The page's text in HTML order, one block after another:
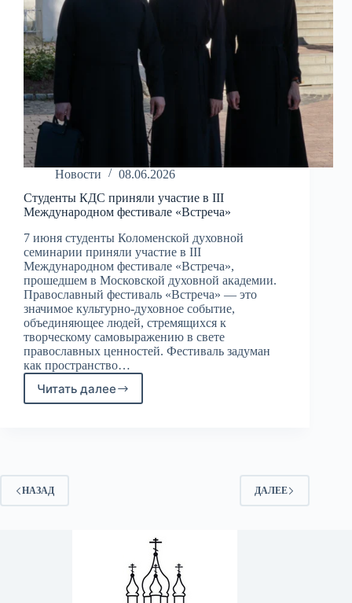
Новости
08.06.2026
Студенты КДС приняли участие в III
Международном фестивале «Встреча»
7 июня студенты Коломенской духовной
семинарии приняли участие в III
Международном фестивале «Встреча»,
прошедшем в Московской духовной академии.
Православный фестиваль «Встреча» — это
значимое культурно-духовное событие,
объединяющее людей, стремящихся к
творческому самовыражению в свете
православных ценностей. Фестиваль задуман
как пространство…
Читать далее
Студенты
НАЗАД ДАЛЕЕ